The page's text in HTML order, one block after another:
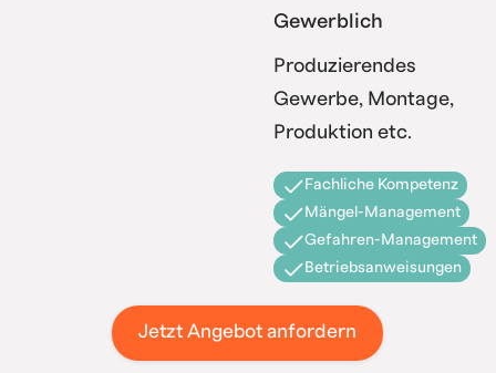
Gewerblich
Produzierendes
Gewerbe, Montage,
Produktion etc.
Fachliche Kompetenz
Mängel-Management
Gefahren-Management
Betriebsanweisungen
Jetzt Angebot anfordern